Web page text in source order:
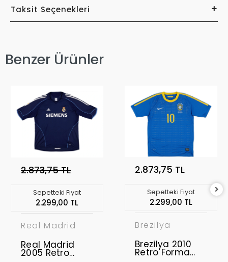
Taksit Seçenekleri
Benzer Ürünler
2.873,75 TL
Sepetteki Fiyat
2.299,00 TL
Real Madrid
Real Madrid
2005 Retro
2.873,75 TL
Sepetteki Fiyat
2.299,00 TL
Brezilya
Brezilya 2010
Retro Forma